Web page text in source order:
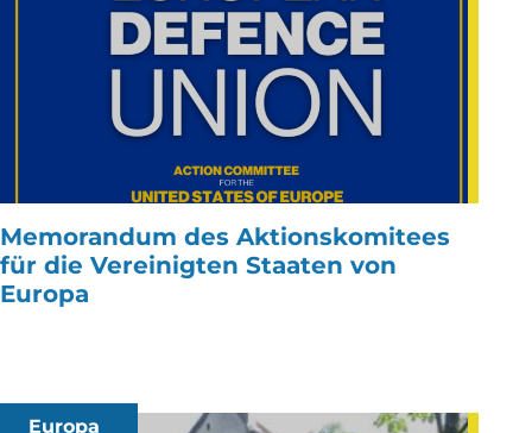
Memorandum des Aktionskomitees
für die Vereinigten Staaten von
Europa
Europa